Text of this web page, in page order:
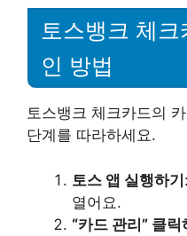
토스뱅크 체
인 방법
토스뱅크 체크카드의
단계를 따라하세요.
토스 앱 실행하기
열어요.
“카드 관리” 클릭